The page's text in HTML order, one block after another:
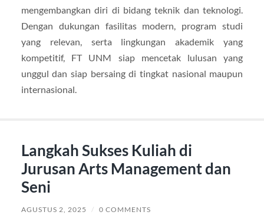
mengembangkan diri di bidang teknik dan teknologi.
Dengan dukungan fasilitas modern, program studi
yang relevan, serta lingkungan akademik yang
kompetitif, FT UNM siap mencetak lulusan yang
unggul dan siap bersaing di tingkat nasional maupun
internasional.
Langkah Sukses Kuliah di
Jurusan Arts Management dan
Seni
AGUSTUS 2, 2025 / 0 COMMENTS